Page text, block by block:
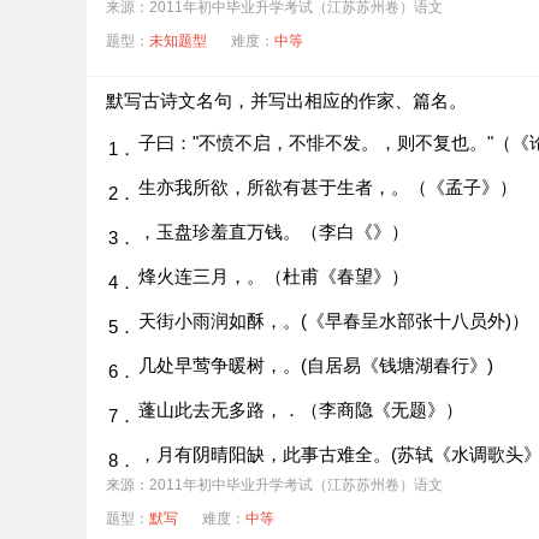
来源：2011年初中毕业升学考试（江苏苏州卷）语文
题型： 未知题型 难度： 中等
默写古诗文名句，并写出相应的作家、篇名。
1． 子曰："不愤不启，不悱不发。 ，则不复也。"（《
2． 生亦我所欲，所欲有甚于生者， 。（《孟子》）
3． ，玉盘珍羞直万钱。（李白《》）
4． 烽火连三月， 。（杜甫《春望》）
5． 天街小雨润如酥， 。( 《早春呈水部张十八员外)）
6． 几处早莺争暖树， 。(自居易《钱塘湖春行》)
7． 蓬山此去无多路， ．（李商隐《无题》）
8． ，月有阴晴阳缺，此事古难全。(苏轼《水调歌头
来源：2011年初中毕业升学考试（江苏苏州卷）语文
题型： 默写 难度： 中等